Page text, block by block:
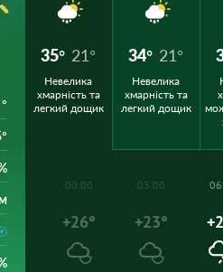
35° 21°
Невелика
хмарність та
легкий дощик
34° 21°
Невелика
хмарність та
легкий дощик
00:00
+26°
03:00
+23°